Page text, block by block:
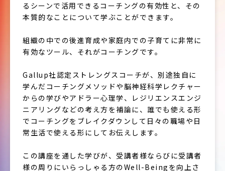
るシーンで活用できるコーチングの有効性と、その
本質的なことについて学ぶことができます。
組織の中での後進育成や家庭内での子育てに非常に
有効なツール、それがコーチングです。
Gallup社認定ストレングスコーチが、別途独自に
学んだコーチングメソッドや脳神経科学レクチャー
からの学びやアドラー心理学、レジリエンスエンジ
ニアリングなどの考え方を補論に、誰でも使える形
でコーチングをブレイクダウンして日々の職場や日
常生活で使える形にしてお伝えします。
この講座を通した学びが、受講者様ならびに受講者
様の周りにいらっしゃる方のWell-Beingを向上さ